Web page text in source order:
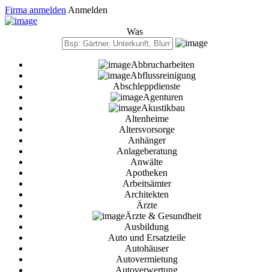
Firma anmelden Anmelden
Was
Abbrucharbeiten
Abflussreinigung
Abschleppdienste
Agenturen
Akustikbau
Altenheime
Altersvorsorge
Anhänger
Anlageberatung
Anwälte
Apotheken
Arbeitsämter
Architekten
Ärzte
Ärzte & Gesundheit
Ausbildung
Auto und Ersatzteile
Autohäuser
Autovermietung
Autoverwertung